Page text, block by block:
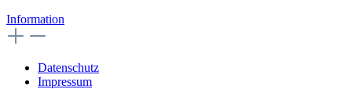
Information
Datenschutz
Impressum